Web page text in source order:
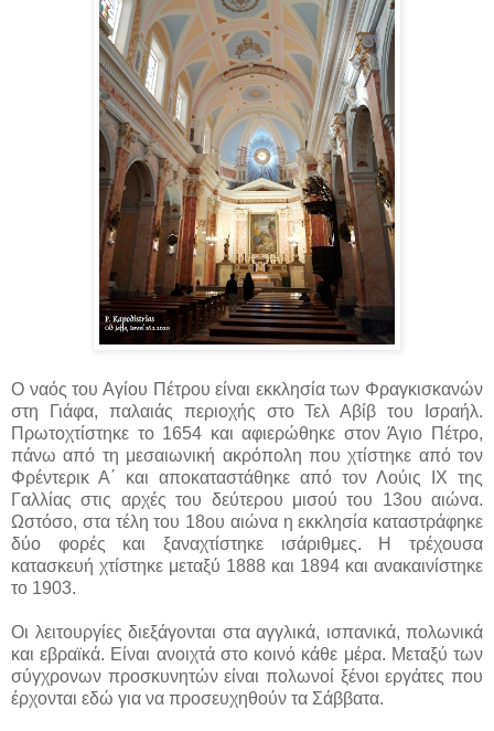
Ο ναός του Αγίου Πέτρου είναι εκκλησία των Φραγκισκανών
στη Γιάφα, παλαιάς περιοχής στο Τελ Αβίβ του Ισραήλ.
Πρωτοχτίστηκε το 1654 και αφιερώθηκε στον Άγιο Πέτρο,
πάνω από τη μεσαιωνική ακρόπολη που χτίστηκε από τον
Φρέντερικ Α΄ και αποκαταστάθηκε από τον Λούις ΙΧ της
Γαλλίας στις αρχές του δεύτερου μισού του 13ου αιώνα.
Ωστόσο, στα τέλη του 18ου αιώνα η εκκλησία καταστράφηκε
δύο φορές και ξαναχτίστηκε ισάριθμες. Η τρέχουσα
κατασκευή χτίστηκε μεταξύ 1888 και 1894 και ανακαινίστηκε
το 1903.
Οι λειτουργίες διεξάγονται στα αγγλικά, ισπανικά, πολωνικά
και εβραϊκά. Είναι ανοιχτά στο κοινό κάθε μέρα. Μεταξύ των
σύγχρονων προσκυνητών είναι πολωνοί ξένοι εργάτες που
έρχονται εδώ για να προσευχηθούν τα Σάββατα.